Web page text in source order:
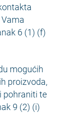
6 (1) (f)
mogućih
proizvoda,
pohraniti te
9 (2) (i)